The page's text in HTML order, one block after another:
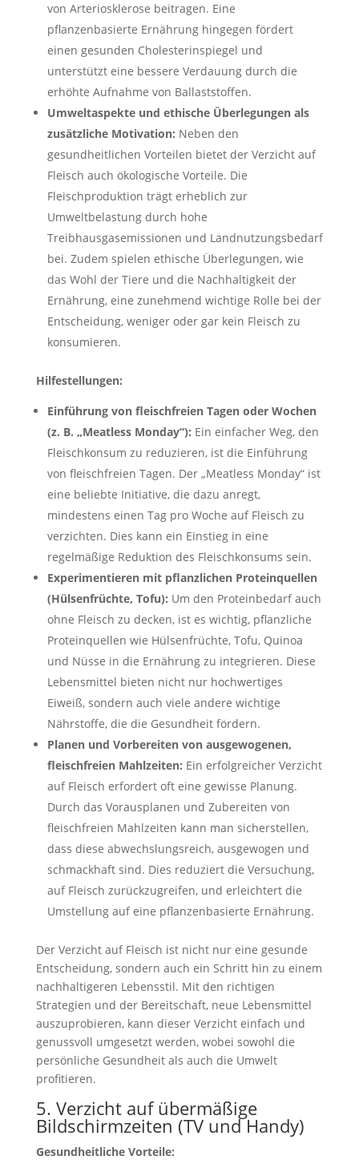
von Arteriosklerose beitragen. Eine
pflanzenbasierte Ernährung hingegen fördert
einen gesunden Cholesterinspiegel und
unterstützt eine bessere Verdauung durch die
erhöhte Aufnahme von Ballaststoffen.
Umweltaspekte und ethische Überlegungen als
zusätzliche Motivation: Neben den
gesundheitlichen Vorteilen bietet der Verzicht auf
Fleisch auch ökologische Vorteile. Die
Fleischproduktion trägt erheblich zur
Umweltbelastung durch hohe
Treibhausgasemissionen und Landnutzungsbedarf
bei. Zudem spielen ethische Überlegungen, wie
das Wohl der Tiere und die Nachhaltigkeit der
Ernährung, eine zunehmend wichtige Rolle bei der
Entscheidung, weniger oder gar kein Fleisch zu
konsumieren.
Hilfestellungen:
Einführung von fleischfreien Tagen oder Wochen
(z. B. „Meatless Monday“): Ein einfacher Weg, den
Fleischkonsum zu reduzieren, ist die Einführung
von fleischfreien Tagen. Der „Meatless Monday“ ist
eine beliebte Initiative, die dazu anregt,
mindestens einen Tag pro Woche auf Fleisch zu
verzichten. Dies kann ein Einstieg in eine
regelmäßige Reduktion des Fleischkonsums sein.
Experimentieren mit pflanzlichen Proteinquellen
(Hülsenfrüchte, Tofu): Um den Proteinbedarf auch
ohne Fleisch zu decken, ist es wichtig, pflanzliche
Proteinquellen wie Hülsenfrüchte, Tofu, Quinoa
und Nüsse in die Ernährung zu integrieren. Diese
Lebensmittel bieten nicht nur hochwertiges
Eiweiß, sondern auch viele andere wichtige
Nährstoffe, die die Gesundheit fördern.
Planen und Vorbereiten von ausgewogenen,
fleischfreien Mahlzeiten: Ein erfolgreicher Verzicht
auf Fleisch erfordert oft eine gewisse Planung.
Durch das Vorausplanen und Zubereiten von
fleischfreien Mahlzeiten kann man sicherstellen,
dass diese abwechslungsreich, ausgewogen und
schmackhaft sind. Dies reduziert die Versuchung,
auf Fleisch zurückzugreifen, und erleichtert die
Umstellung auf eine pflanzenbasierte Ernährung.
Der Verzicht auf Fleisch ist nicht nur eine gesunde
Entscheidung, sondern auch ein Schritt hin zu einem
nachhaltigeren Lebensstil. Mit den richtigen
Strategien und der Bereitschaft, neue Lebensmittel
auszuprobieren, kann dieser Verzicht einfach und
genussvoll umgesetzt werden, wobei sowohl die
persönliche Gesundheit als auch die Umwelt
profitieren.
5. Verzicht auf übermäßige
Bildschirmzeiten (TV und Handy)
Gesundheitliche Vorteile: